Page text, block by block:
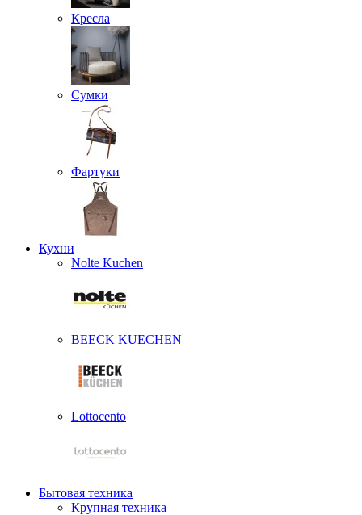
Кресла
Сумки
Фартуки
Кухни
Nolte Kuchen
BEECK KUECHEN
Lottocento
Бытовая техника
Крупная техника